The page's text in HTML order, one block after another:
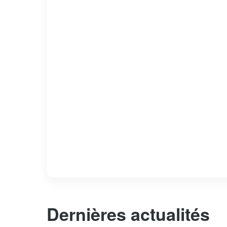
Dernières actualités